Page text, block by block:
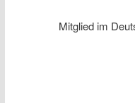
Mitglied im